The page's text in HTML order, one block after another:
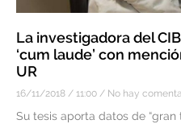
La investigadora del
‘cum laude’ con
UR
16/11/2018 11:00 No hay
Su tesis aporta datos de “gran